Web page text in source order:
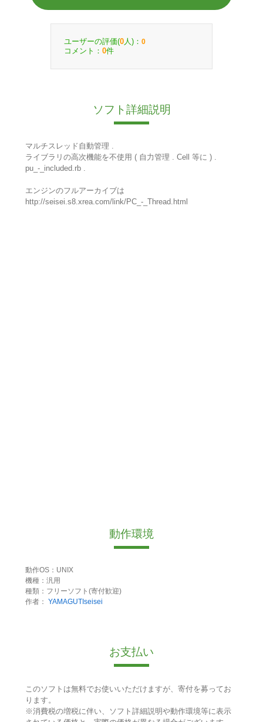
ユーザーの評価(0 人)： 0
コメント： 0件
ソフト詳細説明
マルチスレッド自動管理 .
ライブラリの高次機能を不使用 ( 自力管理 . Cell 等に ) .
pu_-_included.rb .
エンジンのフルアーカイブは
http://seisei.s8.xrea.com/link/PC_-_Thread.html
動作環境
動作OS：UNIX
機種：汎用
種類：フリーソフト(寄付歓迎)
作者： YAMAGUTIseisei
お支払い
このソフトは無料でお使いいただけますが、寄付を募ってお
ります。
※消費税の増税に伴い、ソフト詳細説明や動作環境等に表示